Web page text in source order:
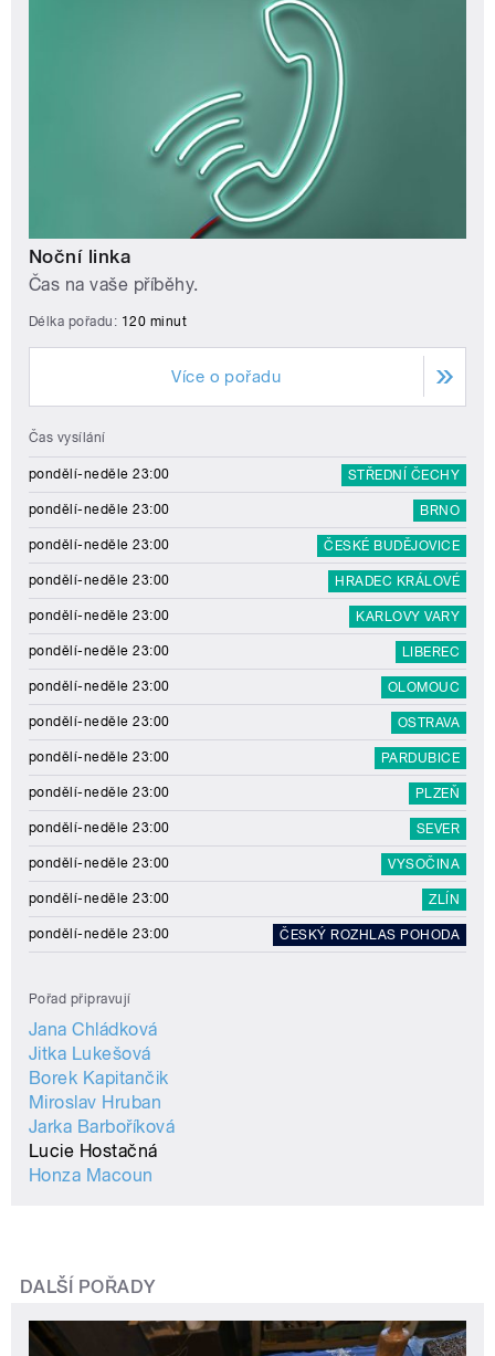
Noční linka
Čas na vaše příběhy.
Délka pořadu: 120 minut
Více o pořadu
Čas vysílání
pondělí-neděle 23:00 STŘEDNÍ ČECHY
pondělí-neděle 23:00 BRNO
pondělí-neděle 23:00 ČESKÉ BUDĚJOVICE
pondělí-neděle 23:00 HRADEC KRÁLOVÉ
pondělí-neděle 23:00 KARLOVY VARY
pondělí-neděle 23:00 LIBEREC
pondělí-neděle 23:00 OLOMOUC
pondělí-neděle 23:00 OSTRAVA
pondělí-neděle 23:00 PARDUBICE
pondělí-neděle 23:00 PLZEŇ
pondělí-neděle 23:00 SEVER
pondělí-neděle 23:00 VYSOČINA
pondělí-neděle 23:00 ZLÍN
pondělí-neděle 23:00 ČESKÝ ROZHLAS POHODA
Pořad připravují
Jana Chládková
Jitka Lukešová
Borek Kapitančik
Miroslav Hruban
Jarka Barboříková
Lucie Hostačná
Honza Macoun
DALŠÍ POŘADY